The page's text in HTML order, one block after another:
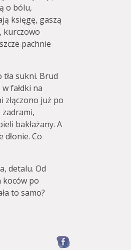
o bólu,
księgę, gaszą
kurczowo
pachnie
sukni. Brud
fałdki na
już po
zadrami,
bakłażany. A
Co
detalu. Od
koców po
to samo?